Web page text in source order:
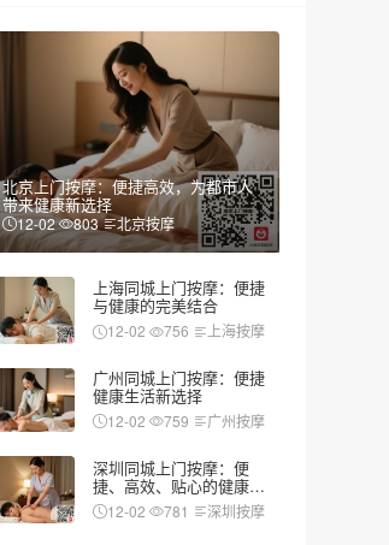
北京上门按摩：便捷高效，为都市人
带来健康新选择
12-02 803 北京按摩
上海同城上门按摩：便捷
与健康的完美结合
12-02 756 上海按摩
广州同城上门按摩：便捷
健康生活新选择
12-02 759 广州按摩
深圳同城上门按摩：便
捷、高效、贴心的健康新
选择12-02 781 深圳按摩